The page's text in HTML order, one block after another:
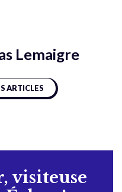
Lemaigre
ARTICLES
visiteuse